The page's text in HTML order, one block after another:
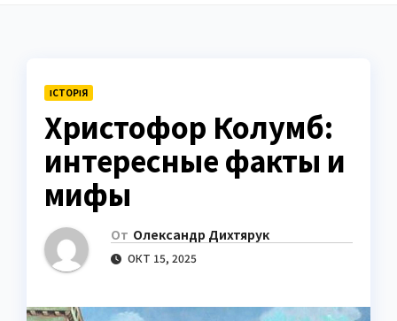
ІСТОРІЯ
Христофор Колумб:
интересные факты и
мифы
От Олександр Дихтярук
ОКТ 15, 2025